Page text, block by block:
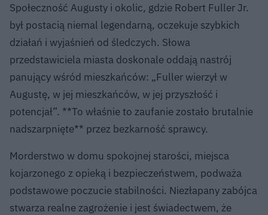
Społeczność Augusty i okolic, gdzie Robert Fuller Jr.
był postacią niemal legendarną, oczekuje szybkich
działań i wyjaśnień od śledczych. Słowa
przedstawiciela miasta doskonale oddają nastrój
panujący wśród mieszkańców: „Fuller wierzył w
Augustę, w jej mieszkańców, w jej przyszłość i
potencjał”. **To właśnie to zaufanie zostało brutalnie
nadszarpnięte** przez bezkarność sprawcy.
Morderstwo w domu spokojnej starości, miejsca
kojarzonego z opieką i bezpieczeństwem, podważa
podstawowe poczucie stabilności. Niezłapany zabójca
stwarza realne zagrożenie i jest świadectwem, że